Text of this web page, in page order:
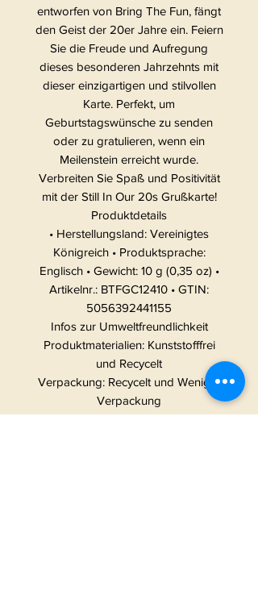
entworfen von Bring The Fun, fängt
den Geist der 20er Jahre ein. Feiern
Sie die Freude und Aufregung
dieses besonderen Jahrzehnts mit
dieser einzigartigen und stilvollen
Karte. Perfekt, um
Geburtstagswünsche zu senden
oder zu gratulieren, wenn ein
Meilenstein erreicht wurde.
Verbreiten Sie Spaß und Positivität
mit der Still In Our 20s Grußkarte!
Produktdetails
• Herstellungsland: Vereinigtes
Königreich • Produktsprache:
Englisch • Gewicht: 10 g (0,35 oz) •
Artikelnr.: BTFGC12410 • GTIN:
5056392441155
Infos zur Umweltfreundlichkeit
Produktmaterialien: Kunststofffrei
und Recycelt
Verpackung: Recycelt und Weniger
Verpackung
Herstellung: Ethische Beschaffung